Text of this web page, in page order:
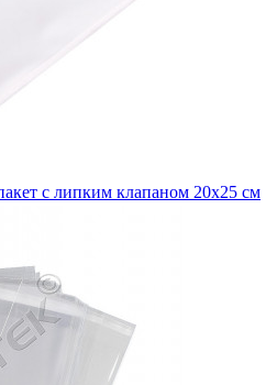
с липким клапаном 20х25 см